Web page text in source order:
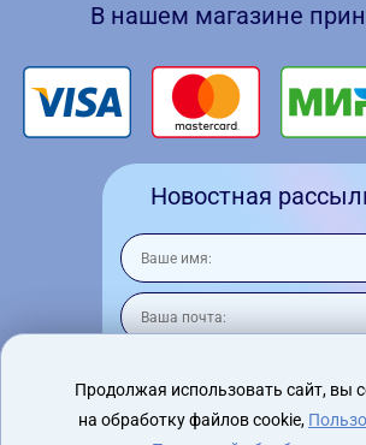
В нашем магазине
Новостная
Я согласен на обработку
Продолжая использовать сайт, вы
на обработку файлов cookie,